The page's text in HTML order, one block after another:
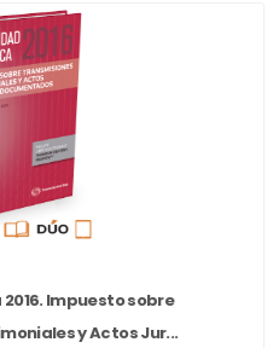
Impuesto sobre
y Actos Jur...